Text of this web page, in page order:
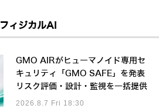
フィジカルAI
GMO AIRがヒューマノイド専用セ
キュリティ「GMO SAFE」を発表
リスク評価・設計・監視を一括提供
2026.8.7 Fri 18:30